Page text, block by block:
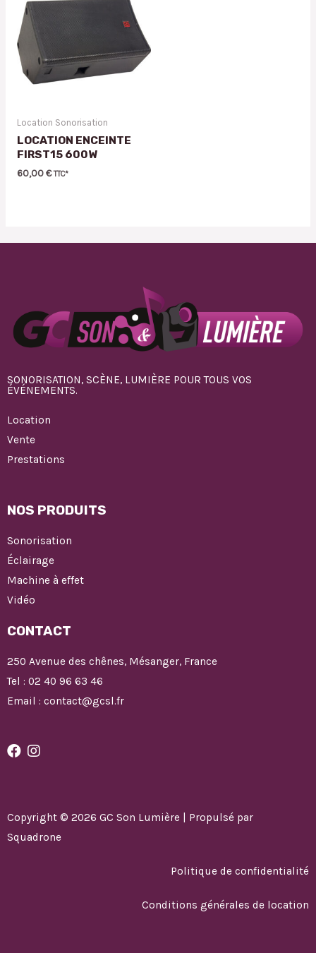
Location Sonorisation
LOCATION ENCEINTE
FIRST15 600W
60,00€ TTC*
SONORISATION, SCÈNE, LUMIÈRE POUR TOUS VOS
ÉVÉNEMENTS.
Location
Vente
Prestations
NOS PRODUITS
Sonorisation
Éclairage
Machine à effet
Vidéo
CONTACT
250 Avenue des chênes, Mésanger, France
Tel : 02 40 96 63 46
Email : contact@gcsl.fr
Copyright © 2026 GC Son Lumière | Propulsé par
Squadrone
Politique de confidentialité
Conditions générales de location